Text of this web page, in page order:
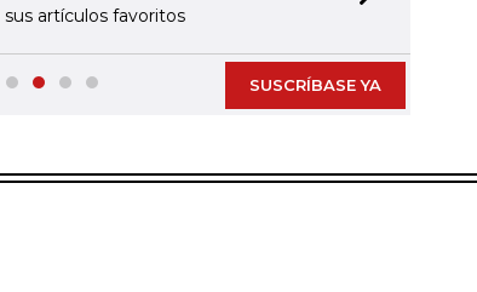
artículos favoritos
SUSCRÍBASE YA